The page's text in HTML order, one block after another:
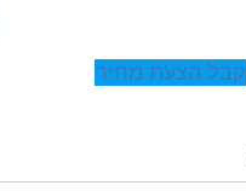
קבל הצעת מחיר